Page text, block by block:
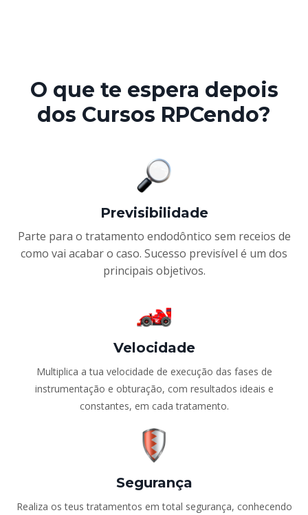
O que te espera depois
dos Cursos RPCendo?
Previsibilidade
Parte para o tratamento endodôntico sem receios de
como vai acabar o caso. Sucesso previsível é um dos
principais objetivos.
Velocidade
Multiplica a tua velocidade de execução das fases de
instrumentação e obturação, com resultados ideais e
constantes, em cada tratamento.
Segurança
Realiza os teus tratamentos em total segurança, conhecendo